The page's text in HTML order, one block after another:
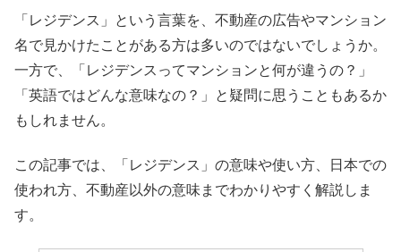
「レジデンス」という言葉を、不動産の広告やマンション
名で見かけたことがある方は多いのではないでしょうか。
一方で、「レジデンスってマンションと何が違うの？」
「英語ではどんな意味なの？」と疑問に思うこともあるか
もしれません。
この記事では、「レジデンス」の意味や使い方、日本での
使われ方、不動産以外の意味までわかりやすく解説しま
す。